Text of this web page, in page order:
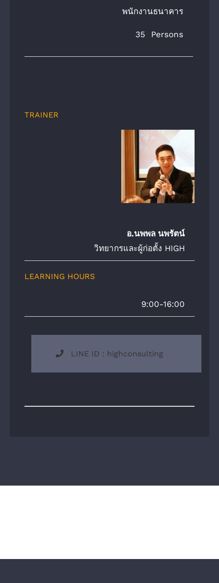
พนักงานธนาคาร
35 Persons
TRAINER
อ.นพพล นพรัตน์
วิทยากรและผู้ก่อตั้ง HIGH
LEARNING HOURS
9:00-16:00
LINE ID : highconsulting